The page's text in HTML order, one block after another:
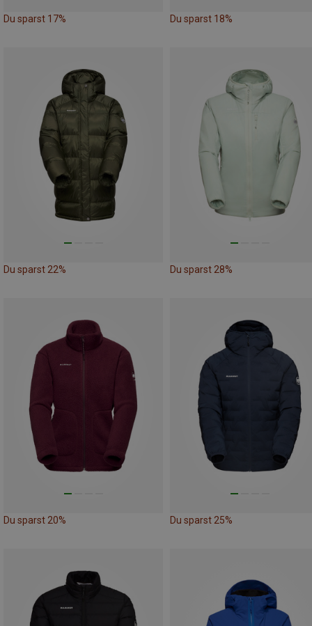
Du sparst 17% Du sparst 18%
Du sparst 22% Du sparst 28%
Du sparst 20% Du sparst 25%